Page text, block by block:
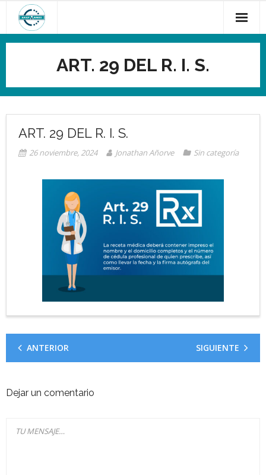
contenido
ART. 29 DEL R. I. S.
ART. 29 DEL R. I. S.
26 noviembre, 2024 Jonathan Añorve Sin categoría
ANTERIOR SIGUIENTE
Dejar un comentario